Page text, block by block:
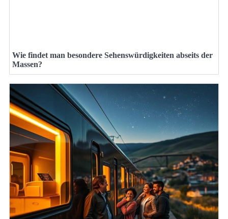
Wie findet man besondere Sehenswürdigkeiten abseits der
Massen?